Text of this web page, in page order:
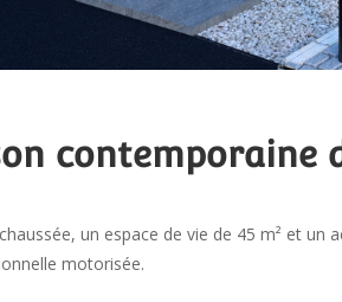
contemporaine
un espace de vie de 45 m² et un
motorisée.